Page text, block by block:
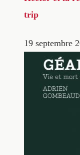
trip
19 septembre